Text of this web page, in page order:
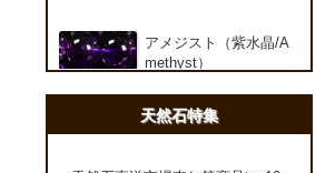
アメジスト（紫水晶/A
methyst）
アメシスティンクォー
天然石特集